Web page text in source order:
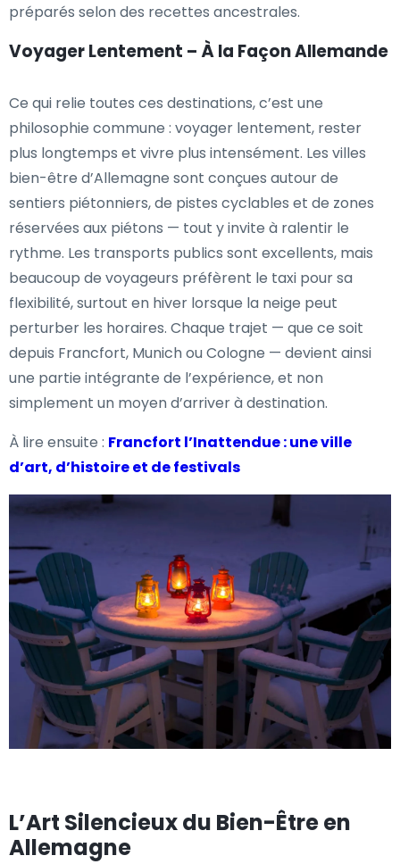
préparés selon des recettes ancestrales.
Voyager Lentement – À la Façon Allemande
Ce qui relie toutes ces destinations, c’est une
philosophie commune : voyager lentement, rester
plus longtemps et vivre plus intensément. Les villes
bien-être d’Allemagne sont conçues autour de
sentiers piétonniers, de pistes cyclables et de zones
réservées aux piétons — tout y invite à ralentir le
rythme. Les transports publics sont excellents, mais
beaucoup de voyageurs préfèrent le taxi pour sa
flexibilité, surtout en hiver lorsque la neige peut
perturber les horaires. Chaque trajet — que ce soit
depuis Francfort, Munich ou Cologne — devient ainsi
une partie intégrante de l’expérience, et non
simplement un moyen d’arriver à destination.
À lire ensuite : Francfort l’Inattendue : une ville
d’art, d’histoire et de festivals
L’Art Silencieux du Bien-Être en
Allemagne